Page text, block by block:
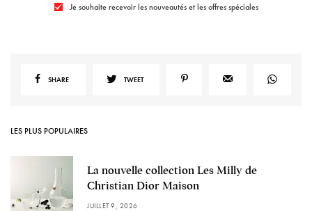
Je souhaite recevoir les nouveautés et les offres spéciales
SHARE TWEET
LES PLUS POPULAIRES
La nouvelle collection Les Milly de
Christian Dior Maison
JUILLET 9, 2026